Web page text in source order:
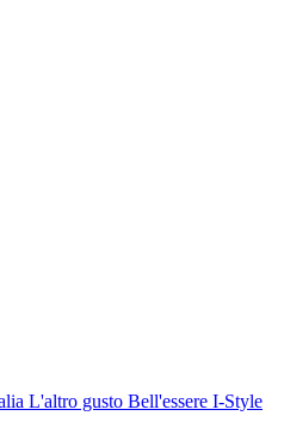
L'altro gusto Bell'essere I-Style